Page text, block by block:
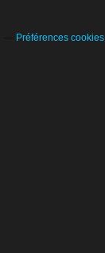
Préférences cookies